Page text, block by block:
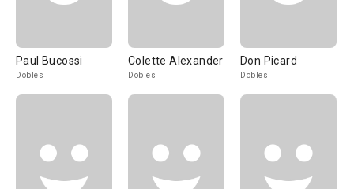
Paul Bucossi
Dobles
Colette Alexander
Dobles
Don Picard
Dobles